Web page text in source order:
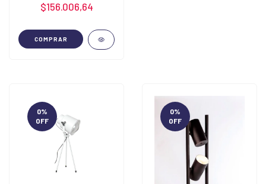
$156.006,64
COMPRAR
0%
OFF
0%
OFF